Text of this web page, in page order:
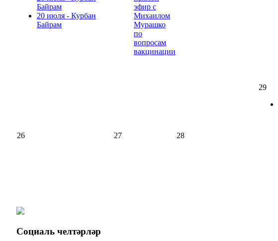
Байрам
20 июля - Курбан
Байрам
эфир с
Михаилом
Мурашко
по
вопросам
вакцинации
26 27 28
29
Социаль челтәрләр